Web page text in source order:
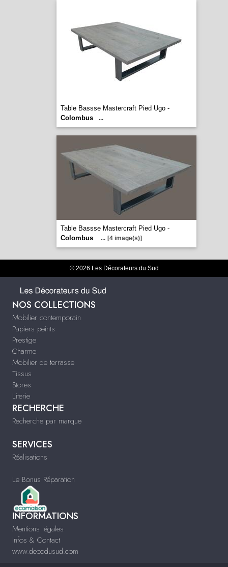
Table Bassse Mastercraft Pied Ugo -
Colombus
...
Table Bassse Mastercraft Pied Ugo -
Colombus
... [4 image(s)]
© 2026 Les Décorateurs du Sud
NOS COLLECTIONS
Mobilier contemporain
Papiers peints
Prestige
Charme
Mobilier de terrasse
Tissus
Stores
Literie
RECHERCHE
Recherche par marque
SERVICES
Réalisations
Le Bonus Réparation
INFORMATIONS
Mentions légales
Infos & Contact
www.decodusud.com